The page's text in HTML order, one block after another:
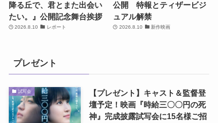
降る丘で、君とまた出会い
たい。』公開記念舞台挨拶
2026.8.10 レポート
公開 特報とティザービジ
ュアル解禁
2026.8.10 新作映画
プレゼント
試写会
【プレゼント】キャスト＆監督登
壇予定！映画『時給三〇〇円の死
神』完成披露試写会に15名様ご招